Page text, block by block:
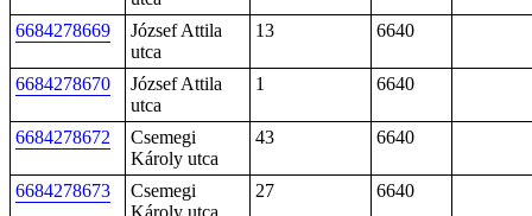
6684278669
József Attila
utca
13 6640
6684278670
József Attila
utca
1 6640
6684278672
Csemegi
Károly utca
43 6640
6684278673
Csemegi
Károly utca
27 6640